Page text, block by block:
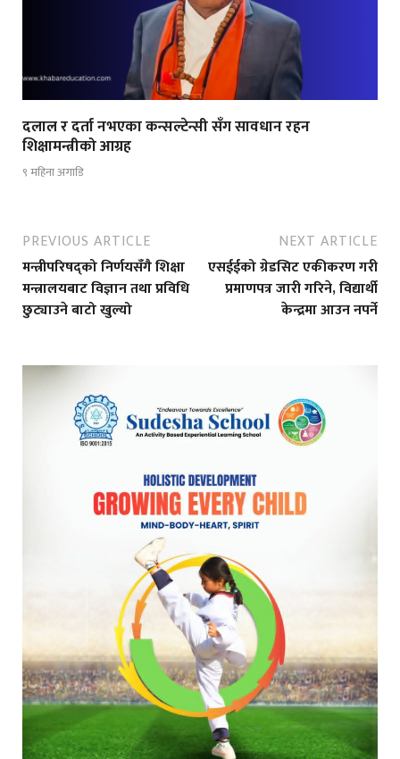
दलाल र दर्ता नभएका कन्सल्टेन्सी सँग सावधान रहन
शिक्षामन्त्रीको आग्रह
९ महिना अगाडि
PREVIOUS ARTICLE
मन्त्रीपरिषद्को निर्णयसँगै शिक्षा
मन्त्रालयबाट विज्ञान तथा प्रविधि
छुट्याउने बाटो खुल्यो
NEXT ARTICLE
एसईईको ग्रेडसिट एकीकरण गरी
प्रमाणपत्र जारी गरिने, विद्यार्थी
केन्द्रमा आउन नपर्ने